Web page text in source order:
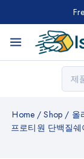
Home / Shop / 올
프로티원 단백질